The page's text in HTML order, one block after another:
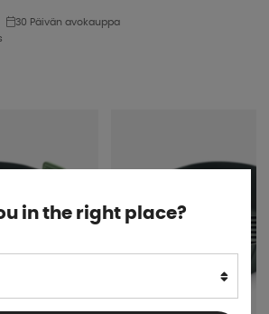
30 Päivän avokauppa
in the right place?